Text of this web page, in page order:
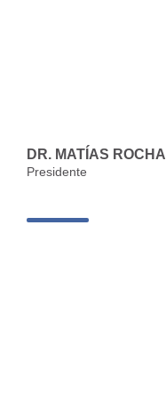
DR. MATÍAS ROCHA
Presidente